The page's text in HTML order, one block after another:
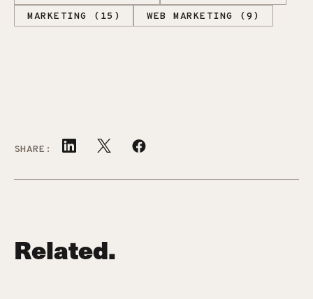
MARKETING (15)
WEB MARKETING (9)
SHARE:
Related.